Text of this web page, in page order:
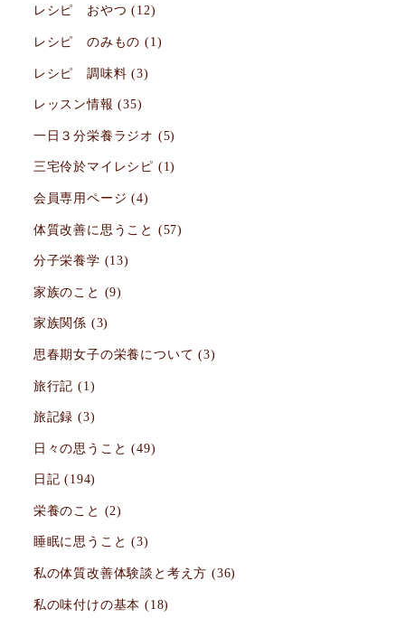
レシピ おやつ (12)
レシピ のみもの (1)
レシピ 調味料 (3)
レッスン情報 (35)
一日３分栄養ラジオ (5)
三宅伶於マイレシピ (1)
会員専用ページ (4)
体質改善に思うこと (57)
分子栄養学 (13)
家族のこと (9)
家族関係 (3)
思春期女子の栄養について (3)
旅行記 (1)
旅記録 (3)
日々の思うこと (49)
日記 (194)
栄養のこと (2)
睡眠に思うこと (3)
私の体質改善体験談と考え方 (36)
私の味付けの基本 (18)